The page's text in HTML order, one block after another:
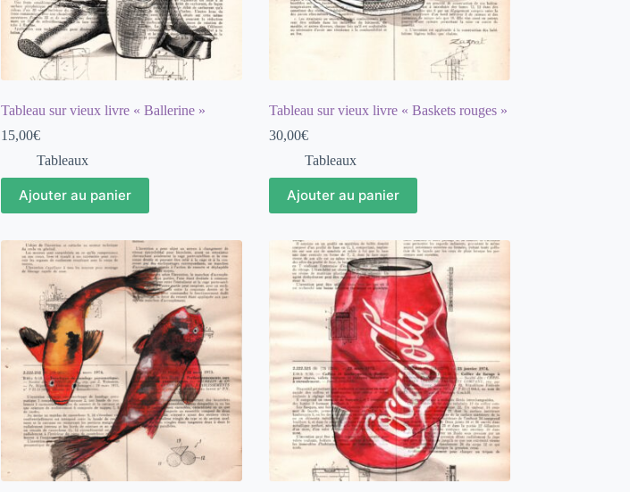
Tableau sur vieux livre « Ballerine »
15,00€
Tableaux
Ajouter au panier
Tableau sur vieux livre « Baskets rouges »
30,00€
Tableaux
Ajouter au panier